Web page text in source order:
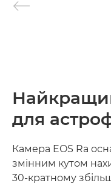
для
Камера EOS Ra
змінним кутом
30-кратному